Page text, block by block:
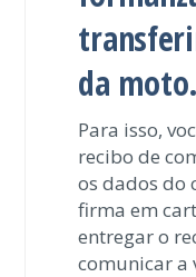
da moto.
Para isso,
recibo de
os dados do
firma em
entregar o
comunicar a